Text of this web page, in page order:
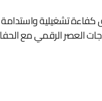
كفاءة تشغيلية
العصر الرقمي مع